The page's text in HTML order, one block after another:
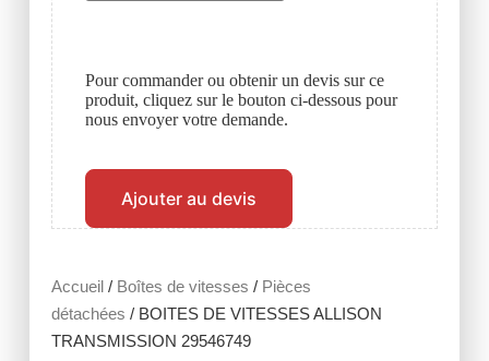
Accueil/ Boîtes de vitesses / Pièces
détachées / BOITES DE VITESSES ALLISON
TRANSMISSION 29546749
Pour commander ou obtenir un devis sur ce
produit, cliquez sur le bouton ci-dessous pour
nous envoyer votre demande.
Ajouter au devis